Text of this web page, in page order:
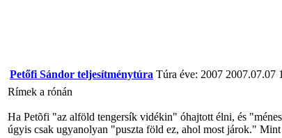
Petőfi Sándor teljesítménytúra Túra éve: 2007 2007.07.07
Rímek a rónán
Ha Petõfi "az alföld tengersík vidékin" óhajtott élni, és
úgyis csak ugyanolyan "puszta föld ez, ahol most járok."